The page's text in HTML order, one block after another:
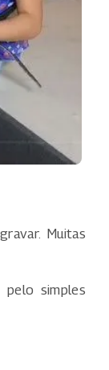
Muitas
pelo simples